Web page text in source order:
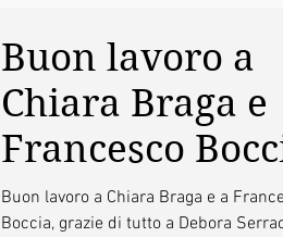
Camera
Buon lavoro a
Chiara Braga e
Francesco
grazie a Debora
Buon lavoro a Chiara Braga e a
Boccia, grazie di tutto a Debora